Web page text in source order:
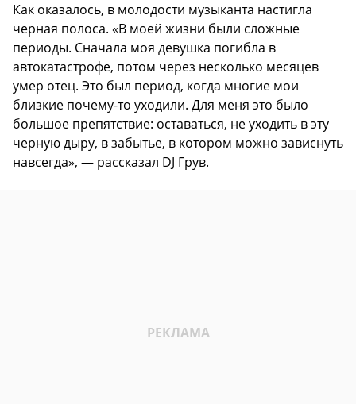
Как оказалось, в молодости музыканта настигла
черная полоса. «В моей жизни были сложные
периоды. Сначала моя девушка погибла в
автокатастрофе, потом через несколько месяцев
умер отец. Это был период, когда многие мои
близкие почему-то уходили. Для меня это было
большое препятствие: оставаться, не уходить в эту
черную дыру, в забытье, в котором можно зависнуть
навсегда», — рассказал DJ Грув.